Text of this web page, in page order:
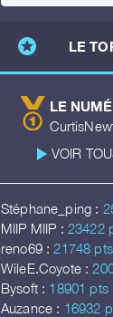
stars LE
LE
play_arrow VOIR
Stéphane_ping :
MIIP MIIP : 23422
reno69 : 21748 pts
WileE.Coyote :
Bysoft : 18901 pts
Auzance : 16932